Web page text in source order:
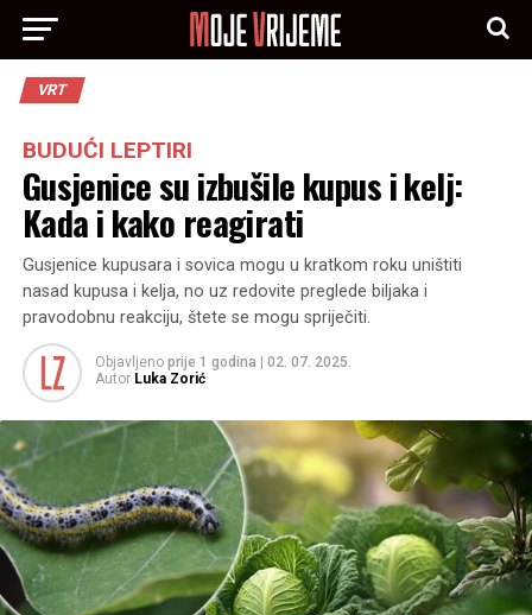
VRT
BUDUĆI LEPTIRI
Gusjenice su izbušile kupus i kelj:
Kada i kako reagirati
Gusjenice kupusara i sovica mogu u kratkom roku uništiti
nasad kupusa i kelja, no uz redovite preglede biljaka i
pravodobnu reakciju, štete se mogu spriječiti.
Objavljeno prije 1 godina
02. 07. 2025.
Autor Luka Zorić